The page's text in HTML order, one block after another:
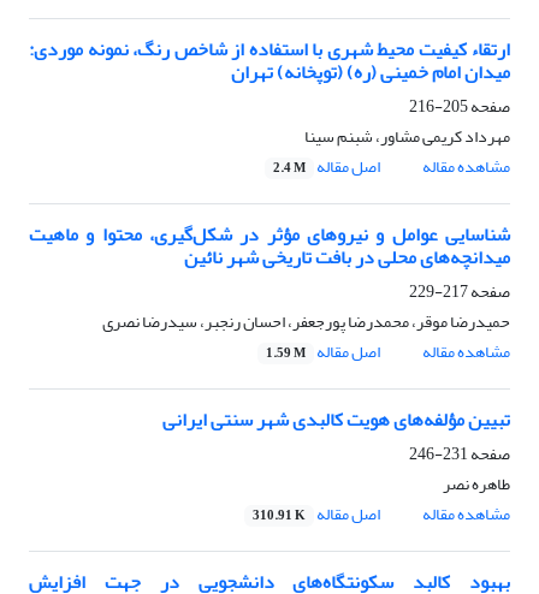
ارتقاء کیفیت محیط شهری با استفاده از شاخص رنگ، نمونه موردی:
میدان امام خمینی (ره) (توپخانه) تهران
صفحه205-216
مهرداد کریمی مشاور، شبنم سینا
مشاهده مقاله
اصل مقاله 2.4 M
شناسایی عوامل و نیروهای مؤثر در شکل‌گیری، محتوا و ماهیت
میدانچه‌های محلی در بافت تاریخی شهر نائین
صفحه217-229
حمیدرضا موقر، محمدرضا پورجعفر، احسان رنجبر، سیدرضا نصری
مشاهده مقاله
اصل مقاله 1.59 M
تبیین مؤلفه‌های هویت کالبدی شهر سنتی ایرانی
صفحه231-246
طاهره نصر
مشاهده مقاله
اصل مقاله 310.91 K
بهبود کالبد سکونتگاه‌های دانشجویی در جهت افزایش